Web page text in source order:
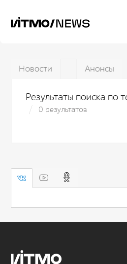
Новости Анонсы
Результаты поиска по
0 результатов